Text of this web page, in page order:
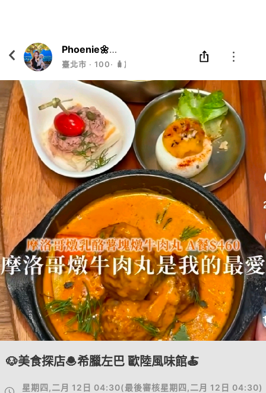
Phoenie🌼霏睨🌼DADA狗🐩
臺北市 ‧ 100‧ 🧳旅人📷吃貨女孩🦭
🐶美食探店🧆希臘左巴 歐陸風味館🍝
星期四,二月 12日 04:30(最後審核星期四,二月 12日 04:30)